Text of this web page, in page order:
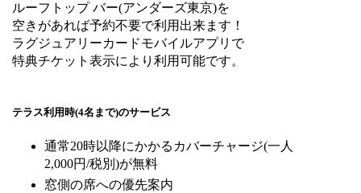
ルーフトップ バー(アンダーズ東京)を
空きがあれば予約不要で利用出来ます！
ラグジュアリーカードモバイルアプリで
特典チケット表示により利用可能です。
テラス利用時(4名まで)のサービス
通常20時以降にかかるカバーチャージ(一人
2,000円/税別)が無料
窓側の席への優先案内